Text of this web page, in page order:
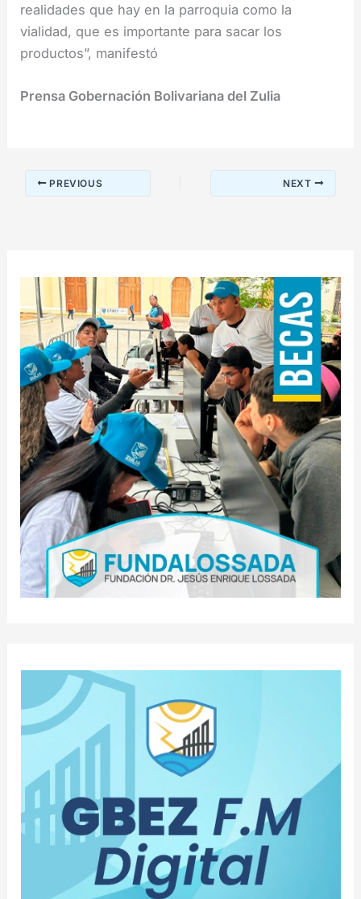
realidades que hay en la parroquia como la
vialidad, que es importante para sacar los
productos”, manifestó
Prensa Gobernación Bolivariana del Zulia
PREVIOUS NEXT